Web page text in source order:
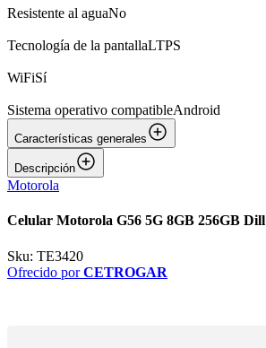
Resistente al aguaNo
Tecnología de la pantallaLTPS
WiFiSí
Sistema operativo compatibleAndroid
Características generales
Descripción
Motorola
Celular Motorola G56 5G 8GB 256GB Dill
Sku: TE3420
Ofrecido porCETROGAR